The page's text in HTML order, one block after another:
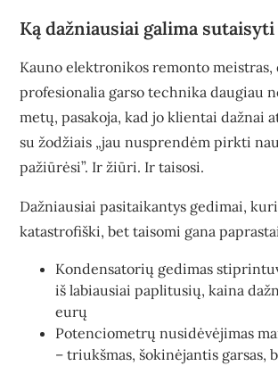
Ką dažniausiai galima sutaisyti
Kauno elektronikos remonto meistras,
profesionalia garso technika daugiau
metų, pasakoja, kad jo klientai dažnai
su žodžiais „jau nusprendėm pirkti
pažiūrėsi”. Ir žiūri. Ir taisosi.
Dažniausiai pasitaikantys gedimai,
katastrofiški, bet taisomi gana
Kondensatorių gedimas
iš labiausiai paplitusių, kaina
eurų
Potenciometrų nusidėvėjimas
– triukšmas, šokinėjantis garsas,